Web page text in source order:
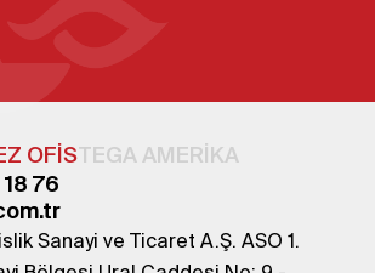
OFİSTEGA AMERİKA
76
Sanayi ve Ticaret A.Ş. ASO 1.